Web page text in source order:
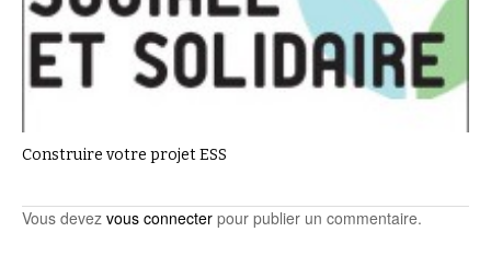
Construire votre projet ESS
Vous devez vous connecter pour publier un commentaire.